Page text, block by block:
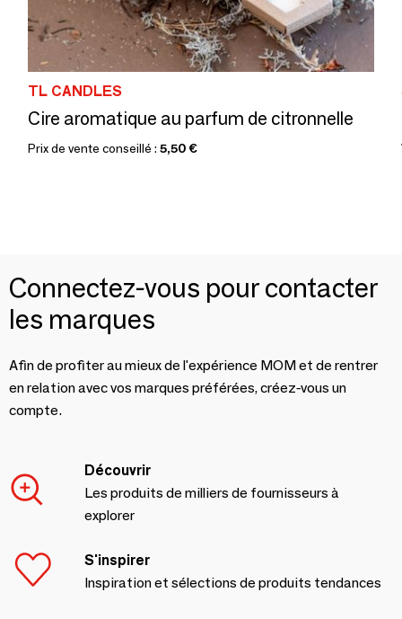
TL CANDLES
Cire aromatique au parfum de citronnelle
Prix de vente conseillé : 5,50 €
Connectez-vous pour contacter
les marques
Afin de profiter au mieux de l'expérience MOM et de rentrer
en relation avec vos marques préférées, créez-vous un
compte.
Découvrir
Les produits de milliers de fournisseurs à
explorer
S'inspirer
Inspiration et sélections de produits tendances